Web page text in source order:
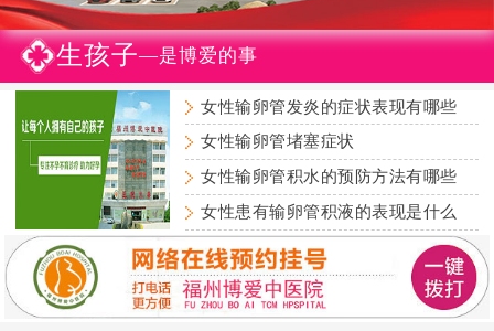
生孩子—是博爱的事
女性输卵管发炎的症状表现有哪些
女性输卵管堵塞症状
女性输卵管积水的预防方法有哪些
女性患有输卵管积液的表现是什么